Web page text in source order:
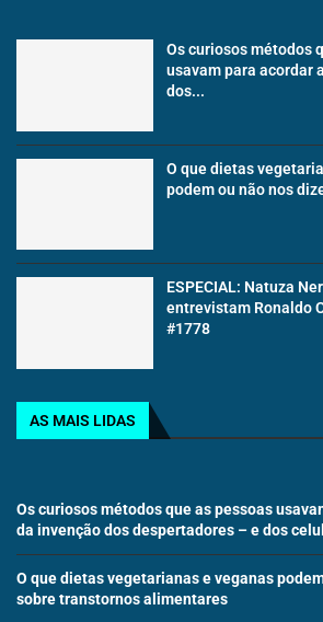
Os curiosos métodos
usavam para acordar
dos...
O que dietas
podem ou não nos
ESPECIAL: Natuza
entrevistam Ronaldo
#1778
AS MAIS LIDAS
Os curiosos métodos que as pessoas
da invenção dos despertadores – e dos
O que dietas vegetarianas e veganas
sobre transtornos alimentares